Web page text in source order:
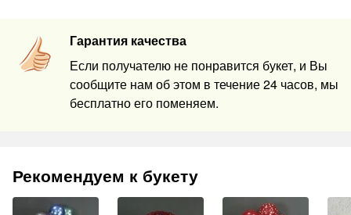
Гарантия качества
Если получателю не понравится букет, и Вы
сообщите нам об этом в течение 24 часов, мы
бесплатно его поменяем.
Рекомендуем к букету